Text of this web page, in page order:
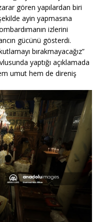
gören yapılardan biri
ayin yapmasına
izlerini
gücünü gösterdi.
bırakmayacağız”
yaptığı açıklamada
umut hem de direniş